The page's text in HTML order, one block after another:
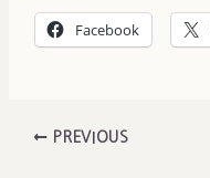
Facebook
PREVIOUS